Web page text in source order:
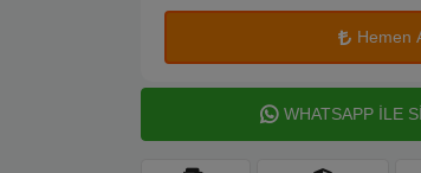
Hemen
WHATSAPP İLE